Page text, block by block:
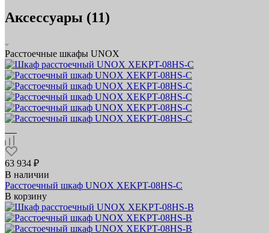
Аксессуары (11)
Расстоечные шкафы UNOX
63 934 ₽
В наличии
Расстоечный шкаф UNOX XEKPT-08HS-C
В корзину